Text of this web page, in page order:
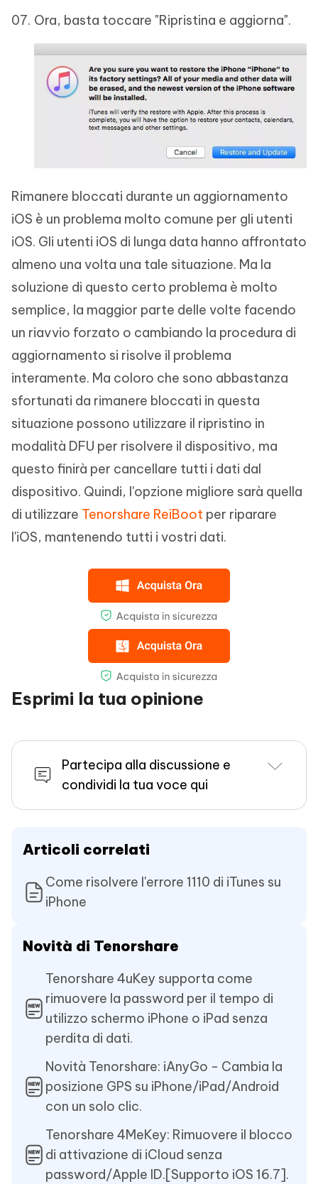
Ora, basta toccare "Ripristina e aggiorna".
Rimanere bloccati durante un aggiornamento
iOS è un problema molto comune per gli utenti
iOS. Gli utenti iOS di lunga data hanno affrontato
almeno una volta una tale situazione. Ma la
soluzione di questo certo problema è molto
semplice, la maggior parte delle volte facendo
un riavvio forzato o cambiando la procedura di
aggiornamento si risolve il problema
interamente. Ma coloro che sono abbastanza
sfortunati da rimanere bloccati in questa
situazione possono utilizzare il ripristino in
modalità DFU per risolvere il dispositivo, ma
questo finirà per cancellare tutti i dati dal
dispositivo. Quindi, l'opzione migliore sarà quella
di utilizzare Tenorshare ReiBoot per riparare
l'iOS, mantenendo tutti i vostri dati.
Esprimi la tua opinione
Partecipa alla discussione e
condividi la tua voce qui
Articoli correlati
Come risolvere l'errore 1110 di iTunes su
iPhone
Novità di Tenorshare
Tenorshare 4uKey supporta come
rimuovere la password per il tempo di
utilizzo schermo iPhone o iPad senza
perdita di dati.
Novità Tenorshare: iAnyGo - Cambia la
posizione GPS su iPhone/iPad/Android
con un solo clic.
Tenorshare 4MeKey: Rimuovere il blocco
di attivazione di iCloud senza
password/Apple ID.[Supporto iOS 16.7].